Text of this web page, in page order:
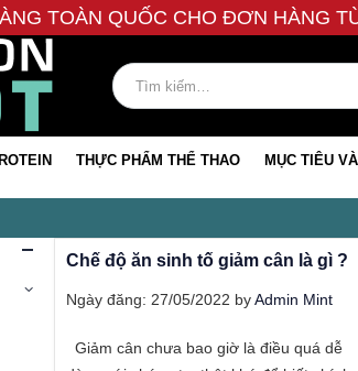
TOÀN QUỐC CHO ĐƠN HÀNG
THỰC PHẨM THỂ THAO MỤC TIÊU
Chế độ ăn sinh tố giảm cân là gì ?
Ngày đăng: 27/05/2022 byAdmin Mint
Giảm cân chưa bao giờ là điều quá dễ